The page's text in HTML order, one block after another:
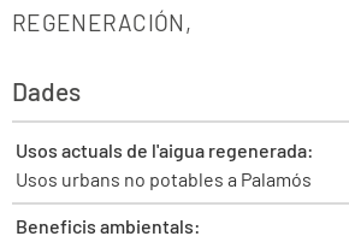
REGENERACIÓN,
Dades
Usos actuals de l'aigua regenerada:
Usos urbans no potables a Palamós
Beneficis ambientals: